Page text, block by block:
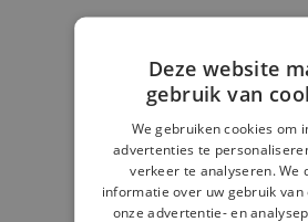
Deze website
gebruik van
We gebruiken cookies om
advertenties te
verkeer te analyseren. We
informatie over uw gebruik van
onze advertentie- en